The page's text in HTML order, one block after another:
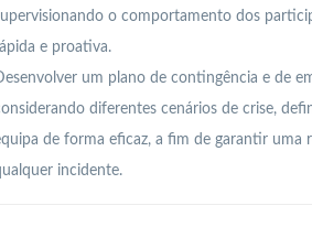
o comportamento dos
e proativa.
um plano de contingência e de
diferentes cenários de crise,
de forma eficaz, a fim de garantir uma
incidente.